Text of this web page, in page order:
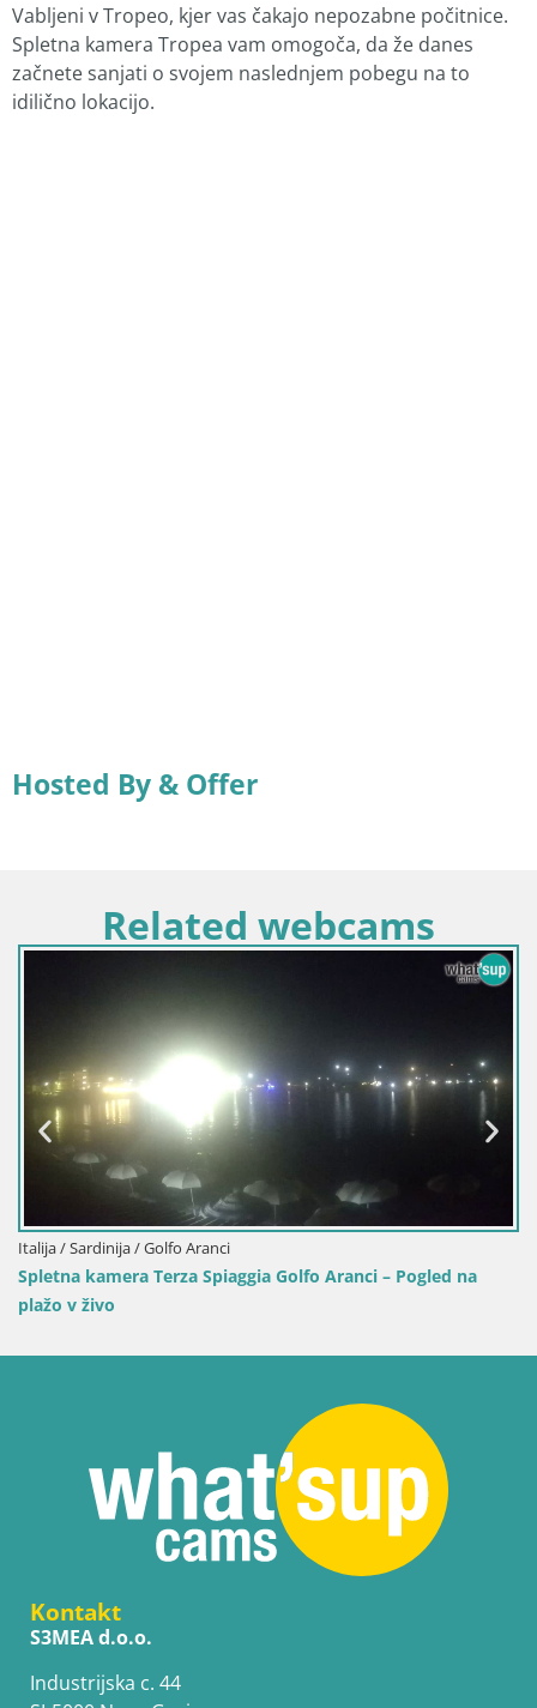
Vabljeni v Tropeo, kjer vas čakajo nepozabne počitnice.
Spletna kamera Tropea vam omogoča, da že danes
začnete sanjati o svojem naslednjem pobegu na to
idilično lokacijo.
Hosted By & Offer
Related webcams
Italija / Sardinija / Golfo Aranci
Spletna kamera Terza Spiaggia Golfo Aranci – Pogled na
plažo v živo
Kontakt
S3MEA d.o.o.
Industrijska c. 44